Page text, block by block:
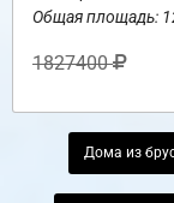
Общая площадь:
1827400
Дома из